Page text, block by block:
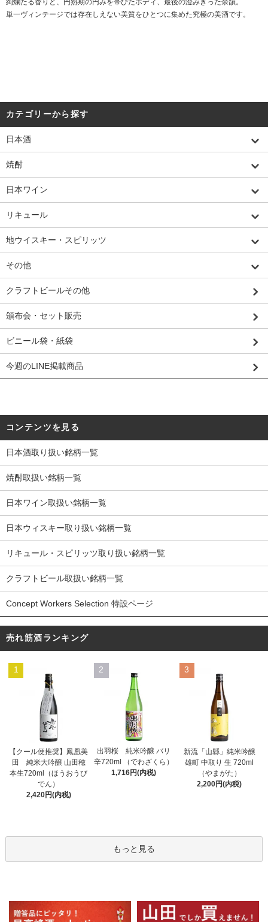
単一ヴィンテージでは存在しえない美質をひとつに集めた究極の美酒です。
カテゴリーから探す
日本酒
焼酎
日本ワイン
リキュール
地ウイスキー・スピリッツ
その他
クラフトビールその他
頒布会・セット販売
ビニール袋・紙袋
今週のLINE掲載商品
コンテンツを見る
日本酒取り扱い銘柄一覧
焼酎取扱い銘柄一覧
日本ワイン取扱い銘柄一覧
日本ウィスキー取り扱い銘柄一覧
リキュール・スピリッツ取り扱い銘柄一覧
クラフトビール取扱い銘柄一覧
Concept Workers Selection 特設ページ
売れ筋酒ランキング
1
【クール便推奨】鳳凰美
田 純米大吟醸 山田穂
本生720ml（ほうおうび
でん）
2,420円(内税)
2
出羽桜 純米吟醸 バリ
辛720ml （でわざくら）
1,716円(内税)
3
新流「山縣」純米吟醸
雄町 中取り 生 720ml
（やまがた）
2,200円(内税)
もっと見る